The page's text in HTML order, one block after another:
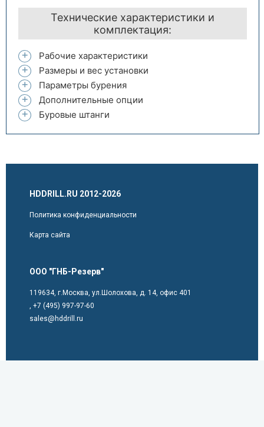
Технические характеристики и
комплектация:
Рабочие характеристики
Размеры и вес установки
Параметры бурения
Дополнительные опции
Буровые штанги
HDDRILL.RU 2012-2026
Политика конфиденциальности
Карта сайта
ООО "ГНБ-Резерв"
119634, г.Москва, ул.Шолохова, д. 14, офис 401
+7 (495) 997-97-60
sales@hddrill.ru